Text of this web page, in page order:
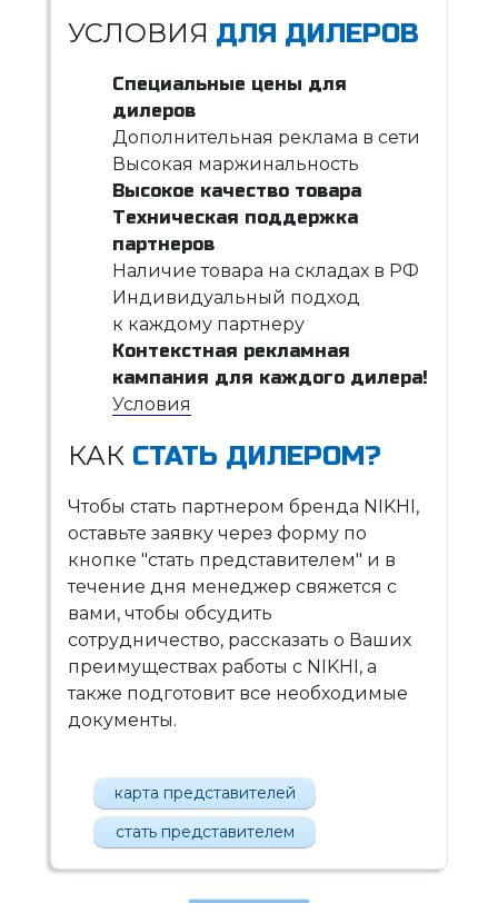
УСЛОВИЯ ДЛЯ ДИЛЕРОВ
Специальные цены для
дилеров
Дополнительная реклама в сети
Высокая маржинальность
Высокое качество товара
Техническая поддержка
партнеров
Наличие товара на складах в РФ
Индивидуальный подход
к каждому партнеру
Контекстная рекламная
кампания для каждого дилера!
Условия
КАК СТАТЬ ДИЛЕРОМ?
Чтобы стать партнером бренда NIKHI,
оставьте заявку через форму по
кнопке "стать представителем" и в
течение дня менеджер свяжется с
вами, чтобы обсудить
сотрудничество, рассказать о Ваших
преимуществах работы с NIKHI, а
также подготовит все необходимые
документы.
карта представителей
стать представителем